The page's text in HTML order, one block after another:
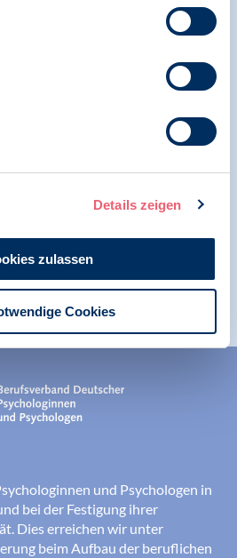
Details zeigen
zulassen
Cookies
HEiDi - Hilfe-App für
| SK Klinische
und Psychologen in
bei der Festigung ihrer
Dies erreichen wir unter
beim Aufbau der beruflichen